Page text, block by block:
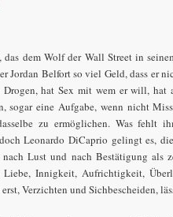
das dem Wolf der Wall Street in
Jordan Belfort so viel Geld, dass er
hat Sex mit wem er will, hat
sogar eine Aufgabe, wenn nicht
zu ermöglichen. Was fehlt
Leonardo DiCaprio gelingt es,
nach Lust und nach Bestätigung als
Innigkeit, Aufrichtigkeit,
Verzichten und Sichbescheiden,